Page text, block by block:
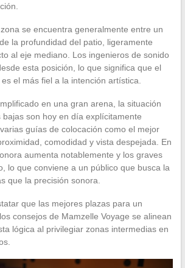
se encuentra generalmente entre un
la profundidad del patio, ligeramente
al eje mediano. Los ingenieros de sonido
esta posición, lo que significa que el
el más fiel a la intención artística.
en una gran arena, la situación
son hoy en día explícitamente
guías de colocación como el mejor
comodidad y vista despejada. En
aumenta notablemente y los graves
lo que conviene a un público que busca la
que la precisión sonora.
que las mejores plazas para un
consejos de Mamzelle Voyage se alinean
lógica al privilegiar zonas intermedias en